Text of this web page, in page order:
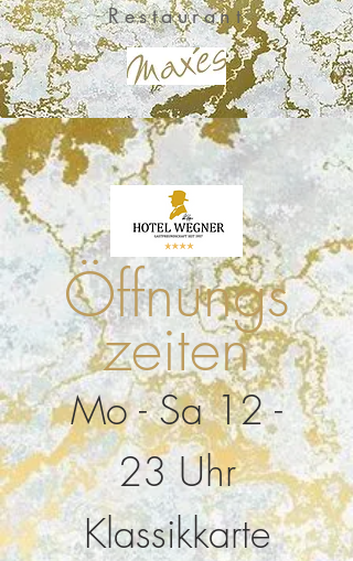
Restaurant
Öffnungs
zeiten
Mo - Sa 12 -
23 Uhr
Klassikkarte